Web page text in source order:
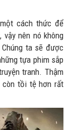
cách thức để
nên nó không
ta sẽ được
tựa phim sắp
tranh. Thậm
còn tồi tệ hơn rất